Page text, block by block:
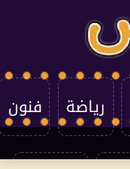
رياضة فنون